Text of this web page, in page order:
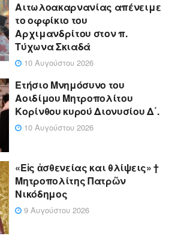
Αιτωλοακαρνανίας απένειμε
το οφφίκιο του
Αρχιμανδρίτου στον π.
Τύχωνα Σκιαδά
10 Αυγούστου 2026
Ετήσιο Μνημόσυνο του
Αοιδίμου Μητροπολίτου
Κορίνθου κυρού Διονυσίου Δ΄.
10 Αυγούστου 2026
«Eἰς ἀσθενείας και θλίψεις» †
Μητροπολίτης Πατρῶν
Νικόδημος
9 Αυγούστου 2026